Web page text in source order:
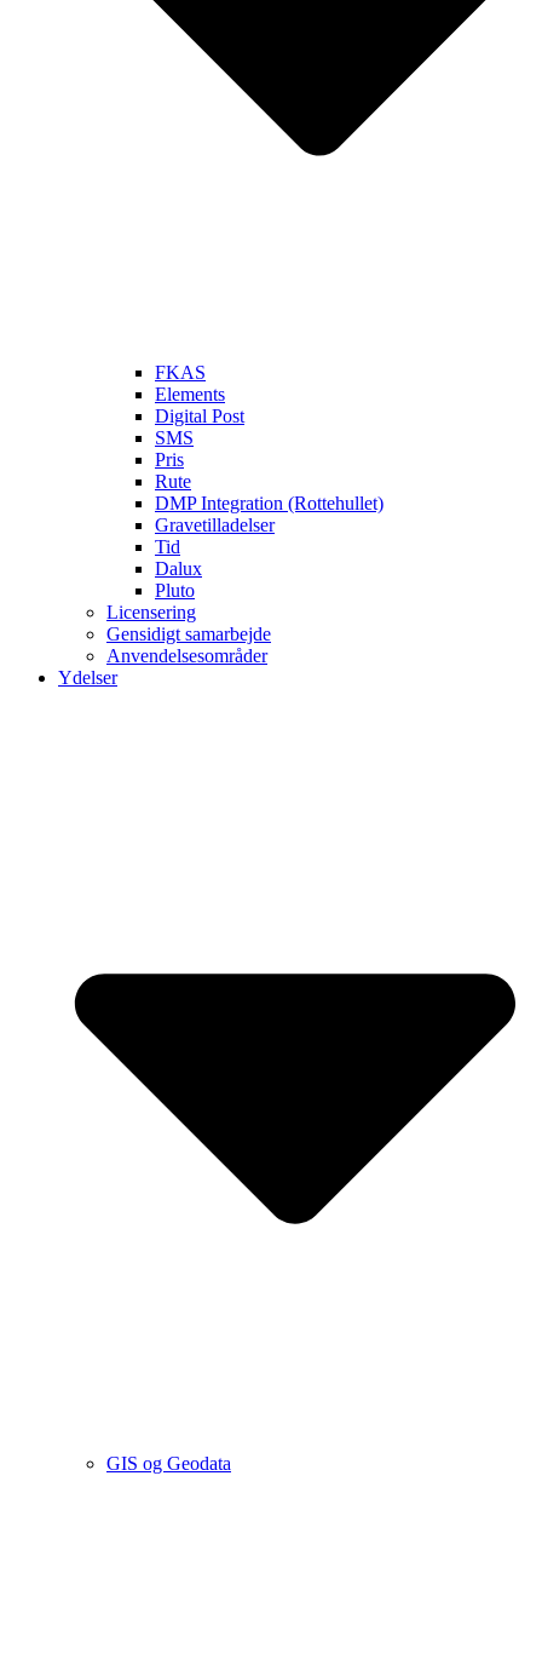
FKAS
Elements
Digital Post
SMS
Pris
Rute
DMP Integration (Rottehullet)
Gravetilladelser
Tid
Dalux
Pluto
Licensering
Gensidigt samarbejde
Anvendelsesområder
Ydelser
GIS og Geodata